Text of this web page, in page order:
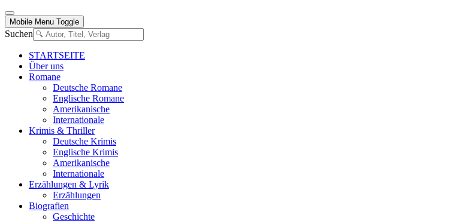
Mobile Menu Toggle
Suchen
STARTSEITE
Über uns
Romane
Deutsche Romane
Englische Romane
Amerikanische
Internationale
Krimis & Thriller
Deutsche Krimis
Englische Krimis
Amerikanische
Internationale
Erzählungen & Lyrik
Erzählungen
Biografien
Geschichte